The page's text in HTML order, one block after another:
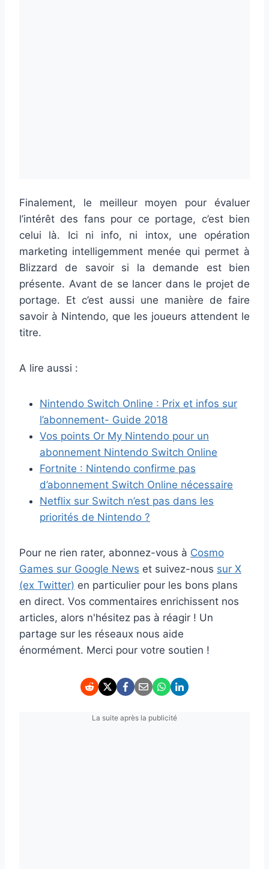
Finalement, le meilleur moyen pour évaluer
l’intérêt des fans pour ce portage, c’est bien
celui là. Ici ni info, ni intox, une opération
marketing intelligemment menée qui permet à
Blizzard de savoir si la demande est bien
présente. Avant de se lancer dans le projet de
portage. Et c’est aussi une manière de faire
savoir à Nintendo, que les joueurs attendent le
titre.
A lire aussi :
Nintendo Switch Online : Prix et infos sur
l’abonnement- Guide 2018
Vos points Or My Nintendo pour un
abonnement Nintendo Switch Online
Fortnite : Nintendo confirme pas
d’abonnement Switch Online nécessaire
Netflix sur Switch n’est pas dans les
priorités de Nintendo ?
Pour ne rien rater, abonnez-vous à Cosmo
Games sur Google News et suivez-nous sur X
(ex Twitter) en particulier pour les bons plans
en direct. Vos commentaires enrichissent nos
articles, alors n'hésitez pas à réagir ! Un
partage sur les réseaux nous aide
énormément. Merci pour votre soutien !
La suite après la publicité